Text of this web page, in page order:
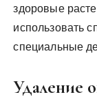
здоровые
использовать
специальные
Удаление